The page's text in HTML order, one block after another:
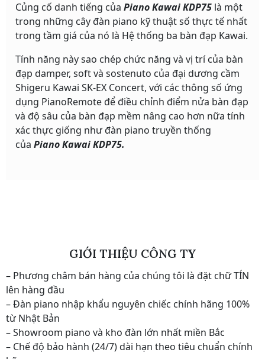
Củng cố danh tiếng của Piano Kawai KDP75 là một
trong những cây đàn piano kỹ thuật số thực tế nhất
trong tầm giá của nó là Hệ thống ba bàn đạp Kawai.
Tính năng này sao chép chức năng và vị trí của bàn
đạp damper, soft và sostenuto của đại dương cầm
Shigeru Kawai SK-EX Concert, với các thông số ứng
dụng PianoRemote để điều chỉnh điểm nửa bàn đạp
và độ sâu của bàn đạp mềm nâng cao hơn nữa tính
xác thực giống như đàn piano truyền thống
của Piano Kawai KDP75.
GIỚI THIỆU CÔNG TY
– Phương châm bán hàng của chúng tôi là đặt chữ TÍN
lên hàng đầu
– Đàn piano nhập khẩu nguyên chiếc chính hãng 100%
từ Nhật Bản
– Showroom piano và kho đàn lớn nhất miền Bắc
– Chế độ bảo hành (24/7) dài hạn theo tiêu chuẩn chính